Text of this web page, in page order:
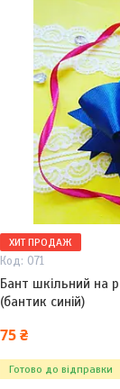
ХИТ ПРОДАЖ
071
Бант шкільний на
(бантик синій)
75 ₴
Готово до відправки